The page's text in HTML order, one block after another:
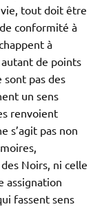
vie, tout doit être
conformité à
à
de points
sont pas des
un sens
renvoient
s’agit pas non
Noirs, ni celle
assignation
fassent sens